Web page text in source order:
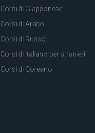
Corsi di Giapponese
Corsi di Arabo
Corsi di Russo
Corsi di Italiano per stranieri
Corsi di Coreano